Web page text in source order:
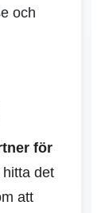
och
för
det
att